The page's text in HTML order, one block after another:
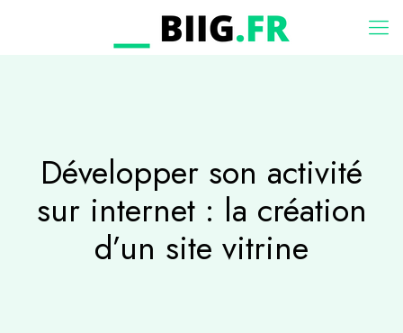
Développer son activité
sur internet : la création
d’un site vitrine